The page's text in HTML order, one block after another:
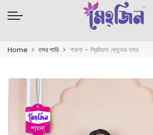
Home তসর শাড়ি শায়লা – প্রিমিয়াম ব্লেন্ডেড তসর